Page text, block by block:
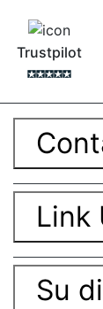
Trustpilot
Link
Su